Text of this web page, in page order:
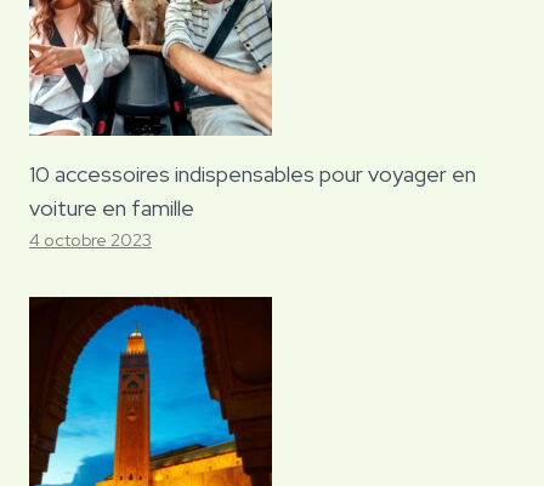
10 accessoires indispensables pour voyager en
voiture en famille
4 octobre 2023